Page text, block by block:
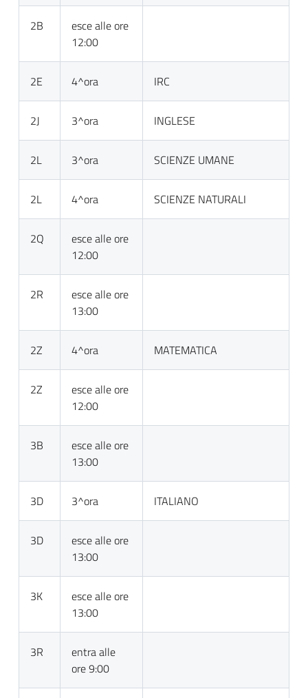
2B
esce alle ore
12:00
2E 4^ora IRC
2J 3^ora INGLESE
2L 3^ora SCIENZE UMANE
2L 4^ora SCIENZE NATURALI
2Q
esce alle ore
12:00
2R
esce alle ore
13:00
2Z 4^ora MATEMATICA
2Z
esce alle ore
12:00
3B
esce alle ore
13:00
3D 3^ora ITALIANO
3D
esce alle ore
13:00
3K
esce alle ore
13:00
3R
entra alle
ore 9:00